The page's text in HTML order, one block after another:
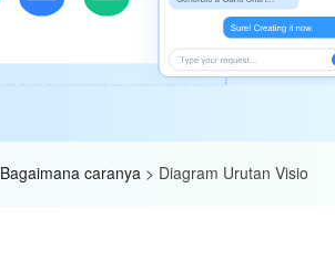
Bagaimana caranya > Diagram Urutan Visio